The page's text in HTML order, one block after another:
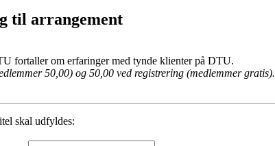
til arrangement
fortaller om erfaringer med tynde klienter på DTU.
50,00) og 50,00 ved registrering (medlemmer gratis).
skal udfyldes: